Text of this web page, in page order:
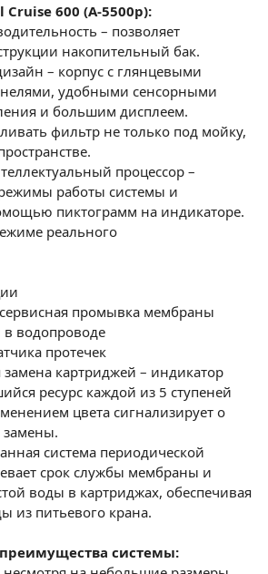
600 (A-5500p):
– позволяет
накопительный бак.
– корпус с глянцевыми
удобными сенсорными
и большим дисплеем.
фильтр не только под мойку,
процессор –
работы системы и
пиктограмм на индикаторе.
реального
промывка мембраны
в водопроводе
протечек
картриджей – индикатор
ресурс каждой из 5 ступеней
цвета сигнализирует о
замены.
система периодической
срок службы мембраны и
воды в картриджах, обеспечивая
из питьевого крана.
системы: